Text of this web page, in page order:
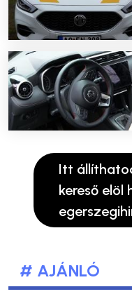
Itt
kereső elöl
# AJÁNLÓ